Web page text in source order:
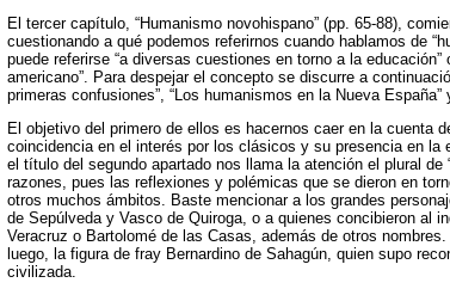
El tercer capítulo, “Humanismo novohispano” (pp. 65-88),
cuestionando a qué podemos referirnos cuando hablamos de
puede referirse “a diversas cuestiones en torno a la
americano”. Para despejar el concepto se discurre a
primeras confusiones”, “Los humanismos en la Nueva España”
El objetivo del primero de ellos es hacernos caer en la cuenta
coincidencia en el interés por los clásicos y su presencia en la
el título del segundo apartado nos llama la atención el plural
razones, pues las reflexiones y polémicas que se dieron en
otros muchos ámbitos. Baste mencionar a los grandes
de Sepúlveda y Vasco de Quiroga, o a quienes concibieron al
Veracruz o Bartolomé de las Casas, además de otros
luego, la figura de fray Bernardino de Sahagún, quien supo
civilizada.